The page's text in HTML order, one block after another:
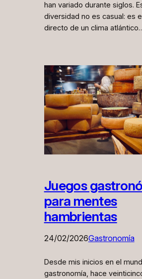
han variado durante siglos.
diversidad no es casual: es
directo de un clima
Juegos
para mentes
hambrientas
24/02/2026Gastronomía
Desde mis inicios en el
gastronomía, hace